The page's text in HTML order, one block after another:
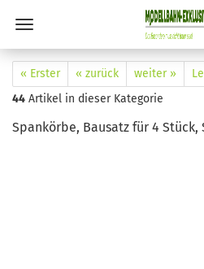
« Erster « zurück weiter »
44 Artikel in dieser Kategorie
Spankörbe, Bausatz für 4 Stück,